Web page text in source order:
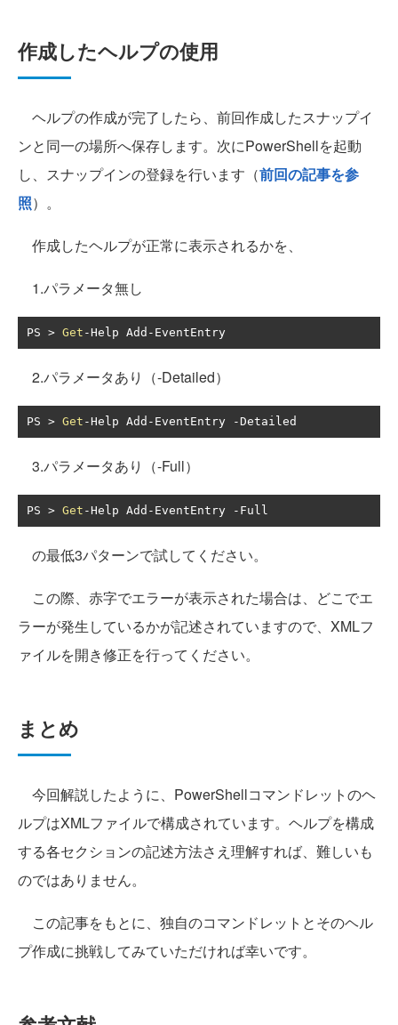
作成したヘルプの使用
ヘルプの作成が完了したら、前回作成したスナップイ
ンと同一の場所へ保存します。次にPowerShellを起動
し、スナップインの登録を行います（前回の記事を参
照）。
作成したヘルプが正常に表示されるかを、
1.パラメータ無し
PS > Get -Help Add - EventEntry
2.パラメータあり（-Detailed）
PS > Get -Help Add - EventEntry -Detailed
3.パラメータあり（-Full）
PS > Get -Help Add - EventEntry - Full
の最低3パターンで試してください。
この際、赤字でエラーが表示された場合は、どこでエ
ラーが発生しているかが記述されていますので、XMLフ
ァイルを開き修正を行ってください。
まとめ
今回解説したように、PowerShellコマンドレットのヘ
ルプはXMLファイルで構成されています。ヘルプを構成
する各セクションの記述方法さえ理解すれば、難しいも
のではありません。
この記事をもとに、独自のコマンドレットとそのヘル
プ作成に挑戦してみていただければ幸いです。